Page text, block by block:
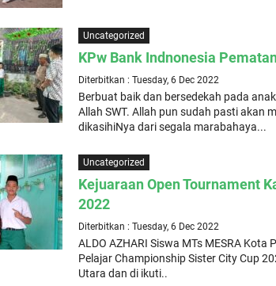
Uncategorized
KPw Bank Indnonesia
Diterbitkan : Tuesday, 6 Dec 2022
Berbuat baik dan bersedekah pada
Allah SWT. Allah pun sudah pasti akan
dikasihiNya dari segala marabahaya...
Uncategorized
Kejuaraan Open Tournament
2022
Diterbitkan : Tuesday, 6 Dec 2022
ALDO AZHARI Siswa MTs MESRA
Pelajar Championship Sister City Cup
Utara dan di ikuti..